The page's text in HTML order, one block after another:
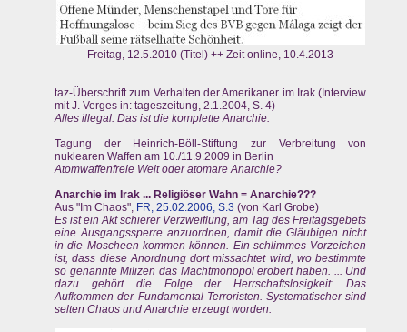
Freitag, 12.5.2010 (Titel) ++ Zeit online, 10.4.2013
taz-Überschrift zum Verhalten der Amerikaner im Irak (Interview
mit J. Verges in: tageszeitung, 2.1.2004, S. 4)
Alles illegal. Das ist die komplette Anarchie.
Tagung der Heinrich-Böll-Stiftung zur Verbreitung von
nuklearen Waffen am 10./11.9.2009 in Berlin
Atomwaffenfreie Welt oder atomare Anarchie?
Anarchie im Irak ... Religiöser Wahn = Anarchie???
Aus "Im Chaos", FR, 25.02.2006, S.3 (von Karl Grobe)
Es ist ein Akt schierer Verzweiflung, am Tag des Freitagsgebets
eine Ausgangssperre anzuordnen, damit die Gläubigen nicht
in die Moscheen kommen können. Ein schlimmes Vorzeichen
ist, dass diese Anordnung dort missachtet wird, wo bestimmte
so genannte Milizen das Machtmonopol erobert haben. ... Und
dazu gehört die Folge der Herrschaftslosigkeit: Das
Aufkommen der Fundamental-Terroristen. Systematischer sind
selten Chaos und Anarchie erzeugt worden.